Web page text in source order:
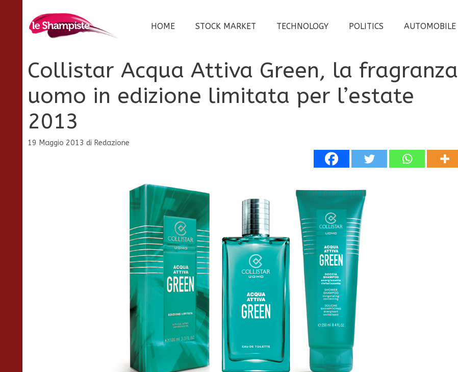
contenuto
HOME STOCK MARKET TECHNOLOGY POLITICS AUTOMOBILE
Collistar Acqua Attiva Green, la fragranza
uomo in edizione limitata per l’estate
2013
19 Maggio 2013 di Redazione